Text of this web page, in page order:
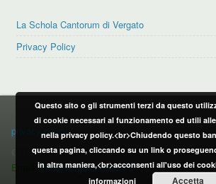
La Schola Cantorum di Vergato
Privacy Policy
PRIVACY POLICY
privacy policy
CONTATTI:
Email:info@vergatonews24.it
Questo sito o gli strumenti terzi da questo
di cookie necessari al funzionamento ed utili
nella privacy policy.<br>Chiudendo questo
questa pagina, cliccando su un link o
in altra maniera,<br>acconsenti all'uso dei
informazioni
Accetta